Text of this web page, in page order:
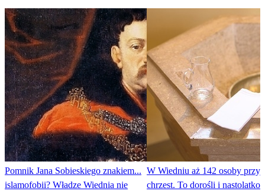
Pomnik Jana Sobieskiego znakiem...
islamofobii? Władze Wiednia nie
W Wiedniu aż 142 osoby
chrzest. To dorośli i